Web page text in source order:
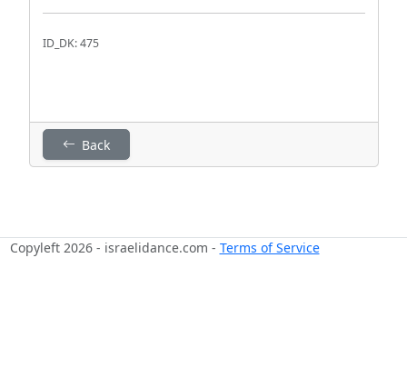
ID_DK: 475
Back
Copyleft 2026 - israelidance.com - Terms of Service